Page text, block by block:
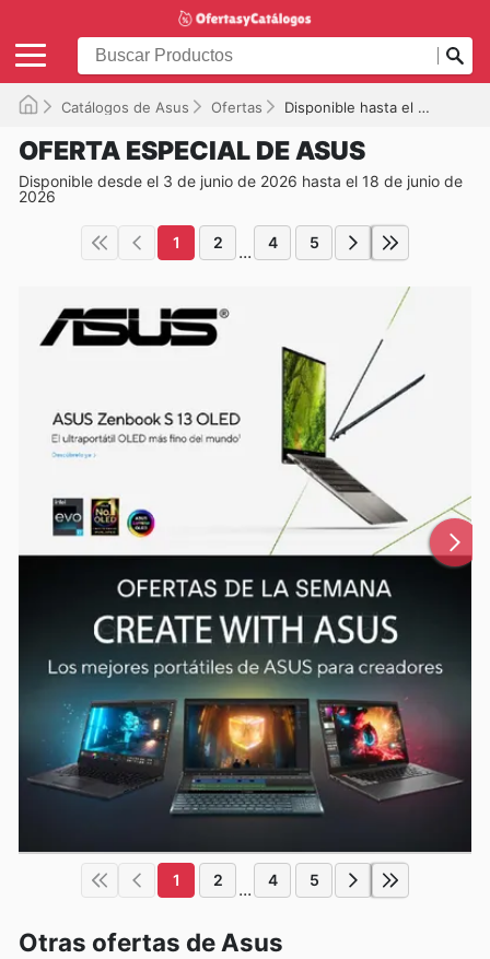
Catálogos de Asus Ofertas Disponible hasta el 18/06/2026
OFERTA ESPECIAL DE ASUS
Disponible desde el 3 de junio de 2026 hasta el 18 de junio de
2026
1 2 ... 4 5
1 2 ... 4 5
Otras ofertas de Asus